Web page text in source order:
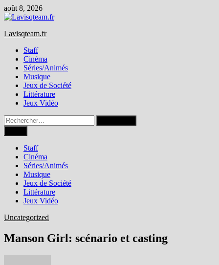
Passer
au
août 8, 2026
Lavisqteam.fr
Staff
Cinéma
Séries/Animés
Musique
Jeux de Société
Littérature
Jeux Vidéo
Rechercher :
Staff
Cinéma
Séries/Animés
Musique
Jeux de Société
Littérature
Jeux Vidéo
Uncategorized
Manson Girl: scénario et casting